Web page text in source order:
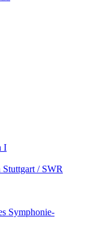
I
/ SWR
Symphonie-